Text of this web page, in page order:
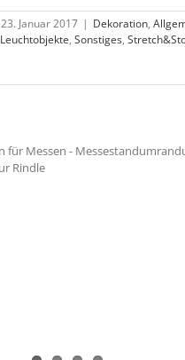
23. Januar 2017 | Dekoration,
Leuchtobjekte, Sonstiges,